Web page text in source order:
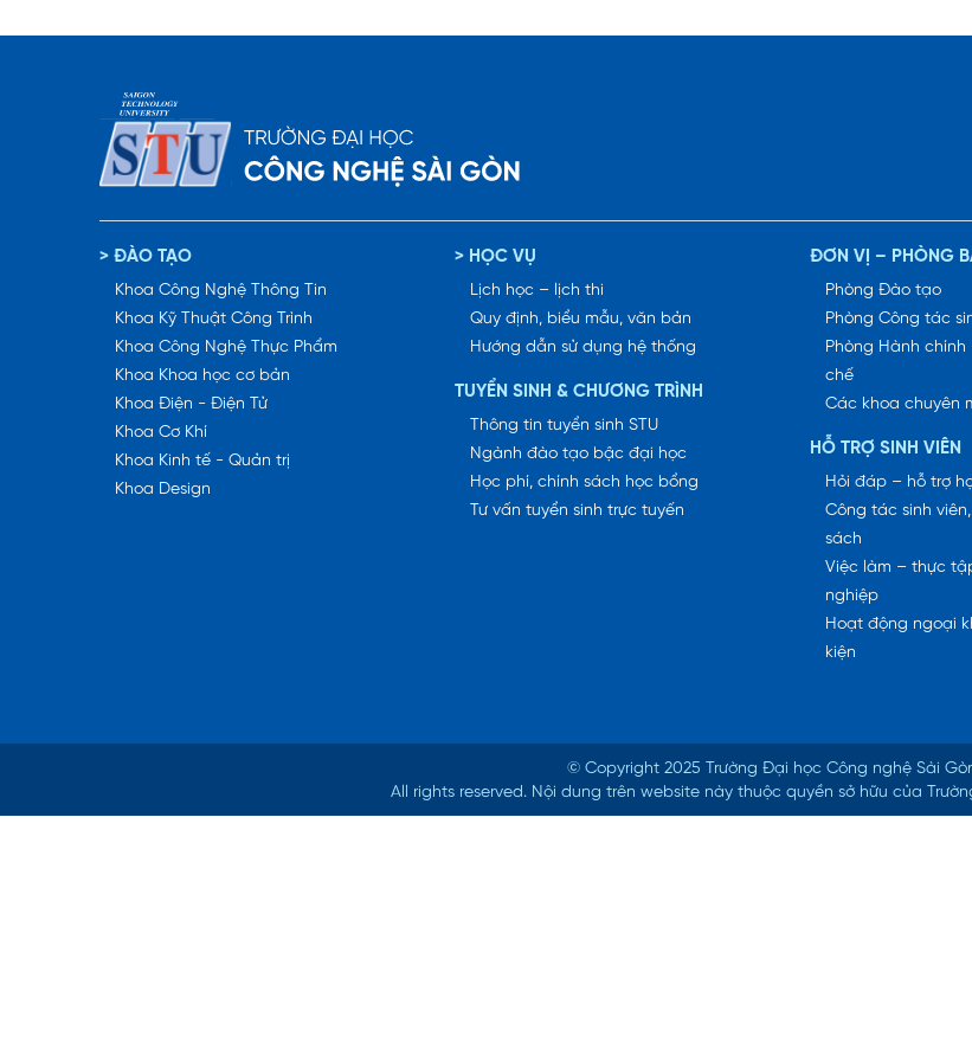
> ĐÀO TẠO
Khoa Công Nghệ Thông Tin
Khoa Kỹ Thuật Công Trình
Khoa Công Nghệ Thực Phẩm
Khoa Khoa học cơ bản
Khoa Điện - Điện Tử
Khoa Cơ Khí
Khoa Kinh tế - Quản trị
Khoa Design
> HỌC VỤ
Lịch học – lịch thi
Quy định, biểu mẫu, văn bản
Hướng dẫn sử dụng hệ thống
TUYỂN SINH & CHƯƠNG TRÌNH
Thông tin tuyển sinh STU
Ngành đào tạo bậc đại học
Học phí, chính sách học bổng
Tư vấn tuyển sinh trực tuyến
ĐƠN VỊ – PHÒNG
Phòng Đào tạo
Phòng Công tác
Phòng Hành
chế
Các khoa chuyên
HỖ TRỢ SINH VIÊN
Hỏi đáp – hỗ trợ
Công tác sinh
sách
Việc làm – thực
nghiệp
Hoạt động ngoại
kiện
© Copyright 2025 Trường Đại học Công nghệ Sài
All rights reserved. Nội dung trên website này thuộc quyền sở hữu của